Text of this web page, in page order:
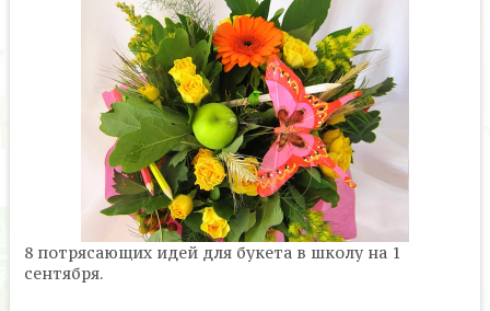
8 потрясающих идей для букета в школу на 1
сентября.